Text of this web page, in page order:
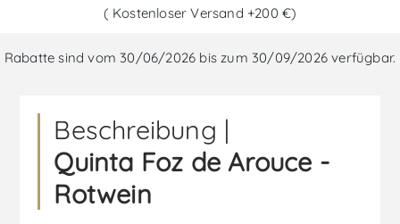
( Kostenloser Versand +200 €)
Rabatte sind vom 30/06/2026 bis zum 30/09/2026 verfügbar.
Beschreibung |
Quinta Foz de Arouce -
Rotwein